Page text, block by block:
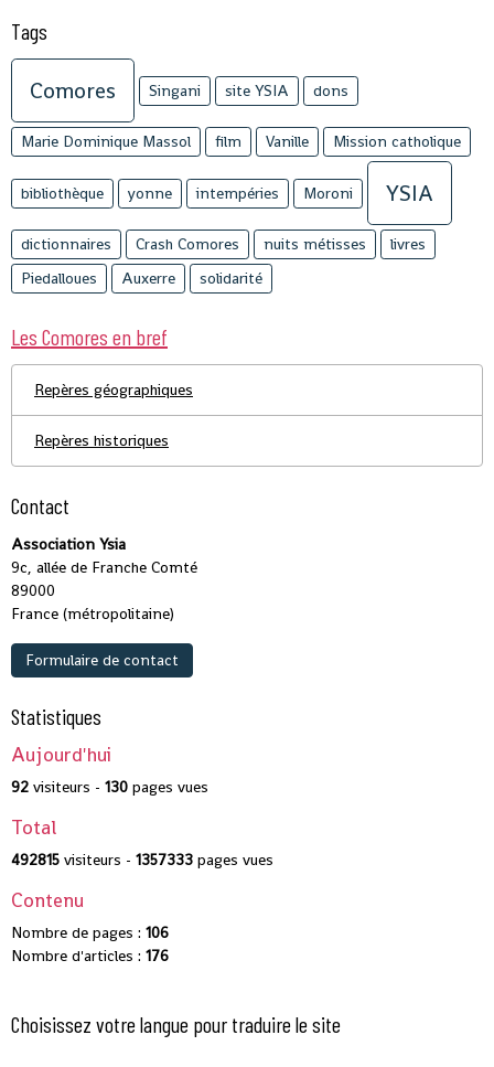
Tags
Comores Singani site YSIA dons
Marie Dominique Massol film Vanille Mission catholique
bibliothèque yonne intempéries Moroni YSIA
dictionnaires Crash Comores nuits métisses
livres
Piedalloues
Auxerre solidarité
Les Comores en bref
Repères géographiques
Repères historiques
Contact
Association Ysia
9c, allée de Franche Comté
89000
France (métropolitaine)
Formulaire de contact
Statistiques
Aujourd'hui
92 visiteurs - 130 pages vues
Total
492815 visiteurs - 1357333 pages vues
Contenu
Nombre de pages : 106
Nombre d'articles : 176
Choisissez votre langue pour traduire le site